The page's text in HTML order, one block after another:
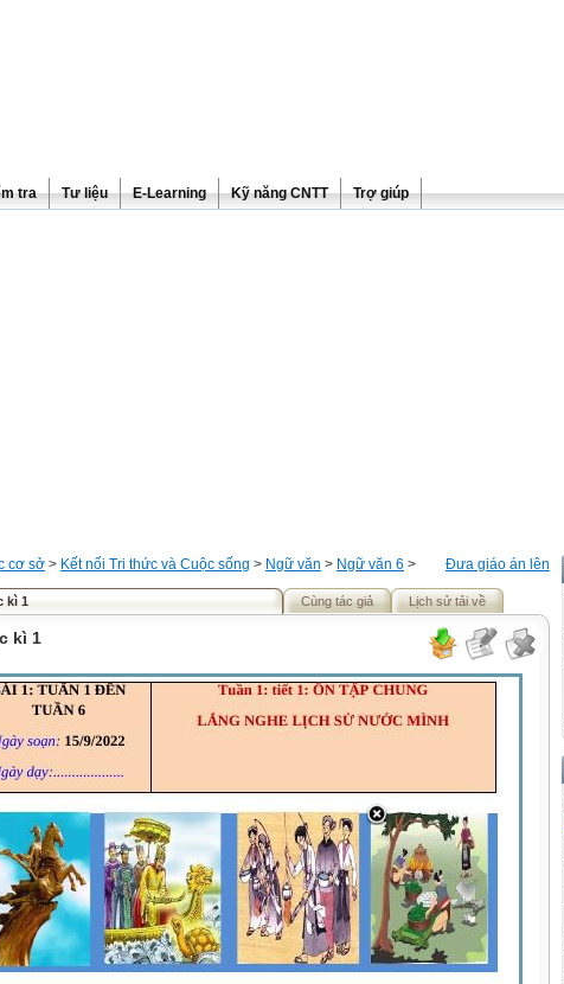
tra Tư liệu E-Learning Kỹ năng CNTT Trợ giúp
Đưa giáo án lên
cơ sở > Kết nối Tri thức và Cuộc sống > Ngữ văn > Ngữ văn 6 >
kì 1 Cùng tác giả Lịch sử tải về
kì 1